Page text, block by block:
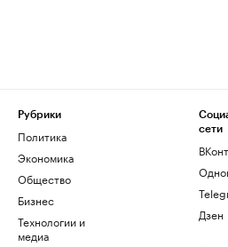
Рубрики
Политика
Экономика
Общество
Бизнес
Технологии и
медиа
сети
Дзен